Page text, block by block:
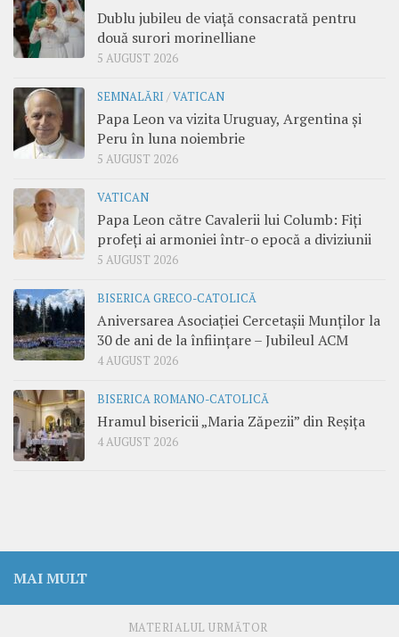
Dublu jubileu de viață consacrată pentru
două surori morinelliane
5 AUGUST 2026
SEMNALĂRI /VATICAN
Papa Leon va vizita Uruguay, Argentina și
Peru în luna noiembrie
5 AUGUST 2026
VATICAN
Papa Leon către Cavalerii lui Columb: Fiți
profeți ai armoniei într-o epocă a diviziunii
5 AUGUST 2026
BISERICA GRECO-CATOLICĂ
Aniversarea Asociației Cercetașii Munților la
30 de ani de la înființare – Jubileul ACM
4 AUGUST 2026
BISERICA ROMANO-CATOLICĂ
Hramul bisericii „Maria Zăpezii” din Reșița
4 AUGUST 2026
MAI MULT
MATERIALUL URMĂTOR